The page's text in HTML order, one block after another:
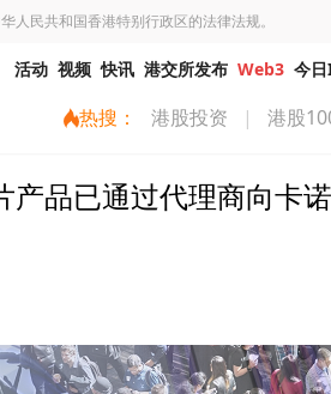
人民共和国香港特别行政区的法律法规。
活动 视频 快讯 港交所发布 Web3 今
热搜： 港股投资 | 港股
品已通过代理商向卡